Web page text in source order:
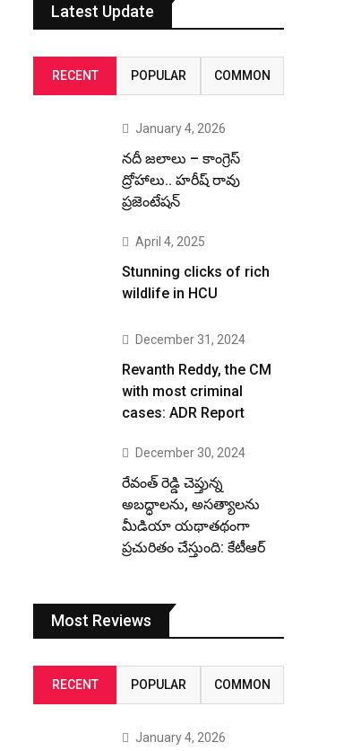
Latest Update
RECENT POPULAR COMMON
January 4, 2026
నదీ జలాలు – కాంగ్రెస్
ద్రోహాలు.. హరీష్ రావు
ప్రజెంటేషన్
April 4, 2025
Stunning clicks of rich
wildlife in HCU
December 31, 2024
Revanth Reddy, the CM
with most criminal
cases: ADR Report
December 30, 2024
రేవంత్ రెడ్డి చెప్తున్న
అబద్ధాలను, అసత్యాలను
మీడియా యథాతథంగా
ప్రచురితం చేస్తుంది: కేటీఆర్
Most Reviews
RECENT POPULAR COMMON
January 4, 2026